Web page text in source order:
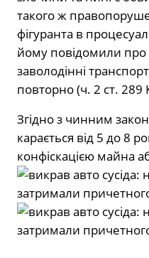
такого ж
фігуранта в
йому повідомили про
заволодінні
повторно (ч. 2 ст. 289
Згідно з чинним
карається від 5 до 8
конфіскацією майна